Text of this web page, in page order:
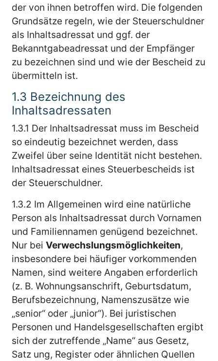
der von ihnen betroffen wird. Die folgenden
Grundsätze regeln, wie der Steuerschuldner
als Inhaltsadressat und ggf. der
Bekanntgabeadressat und der Empfänger
zu bezeichnen sind und wie der Bescheid zu
übermitteln ist.
1.3 Bezeichnung des
Inhaltsadressaten
1.3.1 Der Inhaltsadressat muss im Bescheid
so eindeutig bezeichnet werden, dass
Zweifel über seine Identität nicht bestehen.
Inhaltsadressat eines Steuerbescheids ist
der Steuerschuldner.
1.3.2 Im Allgemeinen wird eine natürliche
Person als Inhaltsadressat durch Vornamen
und Familiennamen genügend bezeichnet.
Nur bei Verwechslungsmöglichkeiten,
insbesondere bei häufiger vorkommenden
Namen, sind weitere Angaben erforderlich
(z. B. Wohnungsanschrift, Geburtsdatum,
Berufsbezeichnung, Namenszusätze wie
„senior“ oder „junior“). Bei juristischen
Personen und Handelsgesellschaften ergibt
sich der zutreffende „Name“ aus Gesetz,
Satz ung, Register oder ähnlichen Quellen